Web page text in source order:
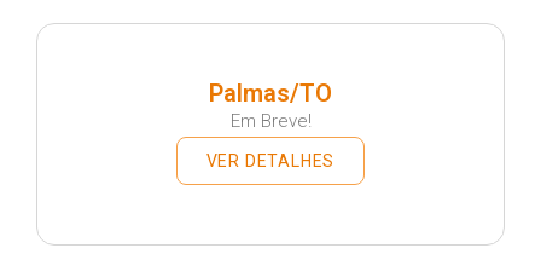
Palmas/TO
Em Breve!
VER DETALHES